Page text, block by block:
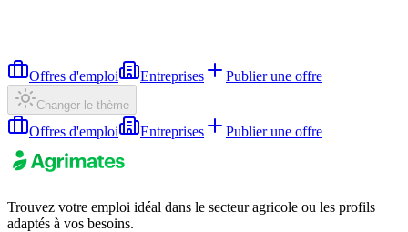
Offres d'emploi Entreprises Publier une offre
Changer le thème
Offres d'emploi Entreprises Publier une offre
Trouvez votre emploi idéal dans le secteur agricole ou les profils
adaptés à vos besoins.